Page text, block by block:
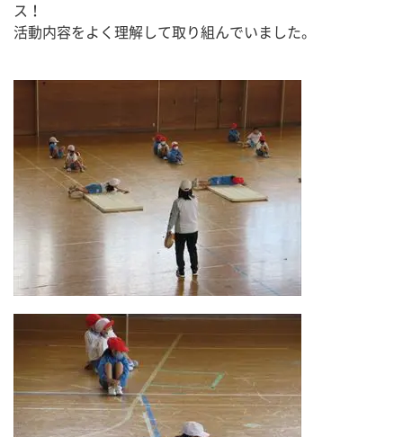
ス！
活動内容をよく理解して取り組んでいました。